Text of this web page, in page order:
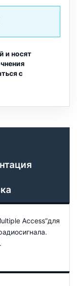
и носят
с
Access”для